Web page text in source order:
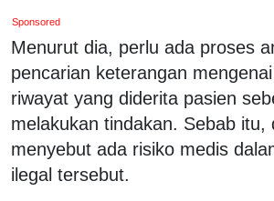
Sponsored
Menurut dia, perlu ada proses
pencarian keterangan
riwayat yang diderita pasien
melakukan tindakan. Sebab itu,
menyebut ada risiko medis
ilegal tersebut.